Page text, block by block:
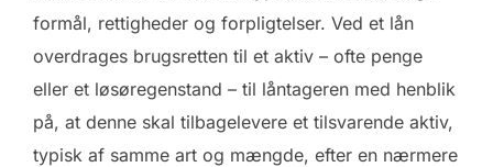
formål, rettigheder og forpligtelser. Ved et lån
overdrages brugsretten til et aktiv – ofte penge
eller et løsøregenstand – til låntageren med henblik
på, at denne skal tilbagelevere et tilsvarende aktiv,
typisk af samme art og mængde, efter en nærmere